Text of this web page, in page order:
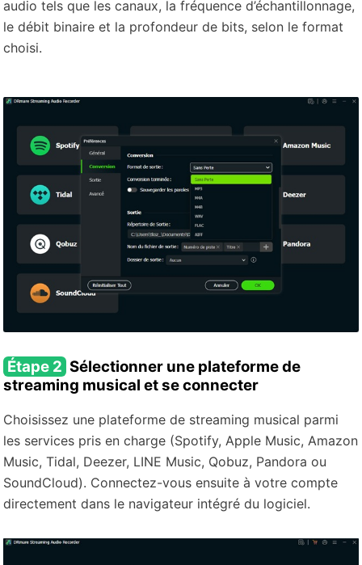
audio tels que les canaux, la fréquence d’échantillonnage,
le débit binaire et la profondeur de bits, selon le format
choisi.
Étape 2 Sélectionner une plateforme de
streaming musical et se connecter
Choisissez une plateforme de streaming musical parmi
les services pris en charge (Spotify, Apple Music, Amazon
Music, Tidal, Deezer, LINE Music, Qobuz, Pandora ou
SoundCloud). Connectez-vous ensuite à votre compte
directement dans le navigateur intégré du logiciel.